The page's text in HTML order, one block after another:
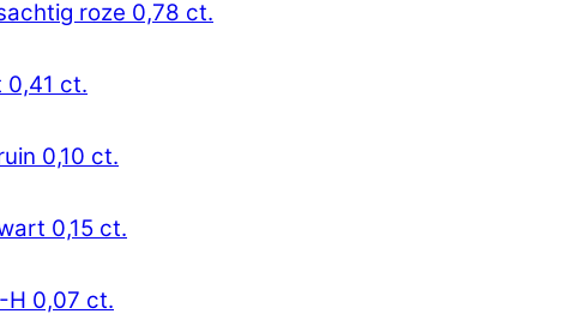
roze 0,78 ct.
0,41 ct.
0,10 ct.
0,15 ct.
H 0,07 ct.